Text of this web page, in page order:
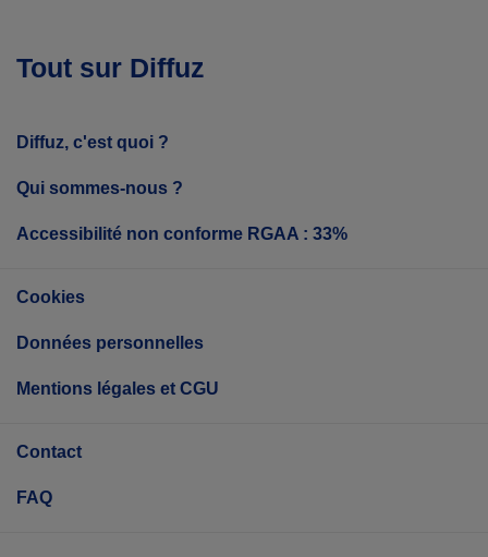
Tout sur Diffuz
Diffuz, c'est quoi ?
Qui sommes-nous ?
Accessibilité non conforme RGAA : 33%
Cookies
Données personnelles
Mentions légales et CGU
Contact
FAQ